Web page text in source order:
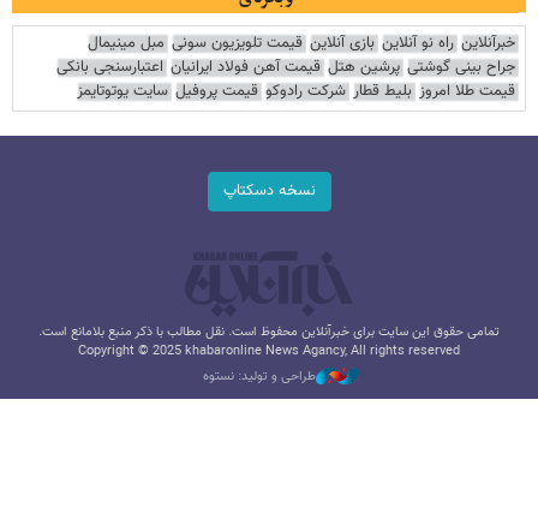
خبرآنلاین راه نو آنلاین بازی آنلاین قیمت تلویزیون سونی مبل مینیمال
جراح بینی گوشتی پرشین هتل قیمت آهن فولاد ایرانیان اعتبارسنجی بانکی
قیمت طلا امروز بلیط قطار شرکت رادوکو قیمت پروفیل سایت یوتوتایمز
نسخه دسکتاپ
تمامی حقوق این سایت برای خبرآنلاین محفوظ است. نقل مطالب با ذکر منبع بلامانع است.
Copyright © 2025 khabaronline News Agancy, All rights reserved
طراحی و تولید: نستوه